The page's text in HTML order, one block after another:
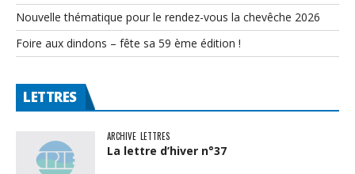
Nouvelle thématique pour le rendez-vous la chevêche 2026
Foire aux dindons – fête sa 59 ème édition !
LETTRES
ARCHIVE LETTRES
La lettre d’hiver n°37